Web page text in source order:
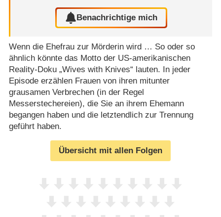
Benachrichtige mich
Wenn die Ehefrau zur Mörderin wird … So oder so
ähnlich könnte das Motto der US-amerikanischen
Reality-Doku „Wives with Knives“ lauten. In jeder
Episode erzählen Frauen von ihren mitunter
grausamen Verbrechen (in der Regel
Messerstechereien), die Sie an ihrem Ehemann
begangen haben und die letztendlich zur Trennung
geführt haben.
Übersicht mit allen Folgen